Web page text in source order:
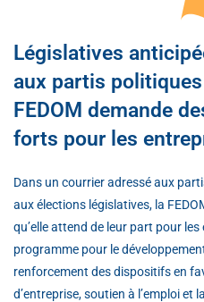
Législatives
aux partis
FEDOM demande
forts pour les
Dans un courrier adressé aux
aux élections législatives, la
qu’elle attend de leur part pour
programme pour le
renforcement des dispositifs en
d’entreprise, soutien à l’emploi